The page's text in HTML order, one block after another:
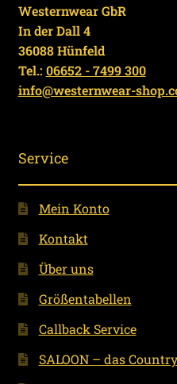
Westernwear GbR
In der Dall 4
36088 Hünfeld
Tel.: 06652 - 7499 300
info@westernwear-
Service
Mein Konto
Kontakt
Über uns
Größentabellen
Callback Service
SALOON – das